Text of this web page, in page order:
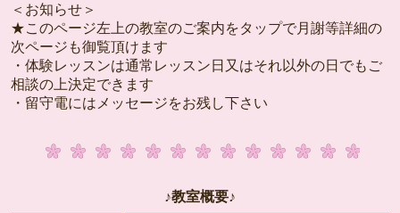
＜お知らせ＞
★このページ左上の教室のご案内をタップで月謝等詳細の
次ページも御覧頂けます
・体験レッスンは通常レッスン日又はそれ以外の日でもご
相談の上決定できます
・留守電にはメッセージをお残し下さい
♪教室概要♪